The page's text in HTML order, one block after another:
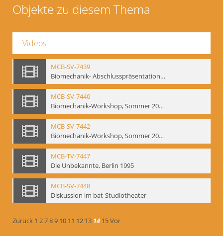
Objekte zu diesem Thema
Videos
MCB-SV-7439
Biomechanik- Abschlusspräsentation des Workshops Sommer 2001
MCB-SV-7440
Biomechanik-Workshop, Sommer 2002
MCB-SV-7442
Biomechanik-Workshop, Sommer 2003
MCB-TV-7447
Die Unbekannte, Berlin 1995
MCB-SV-7448
Diskussion im bat-Studiotheater
Zurück 1 2789 10 11 12 13 14 15Vor